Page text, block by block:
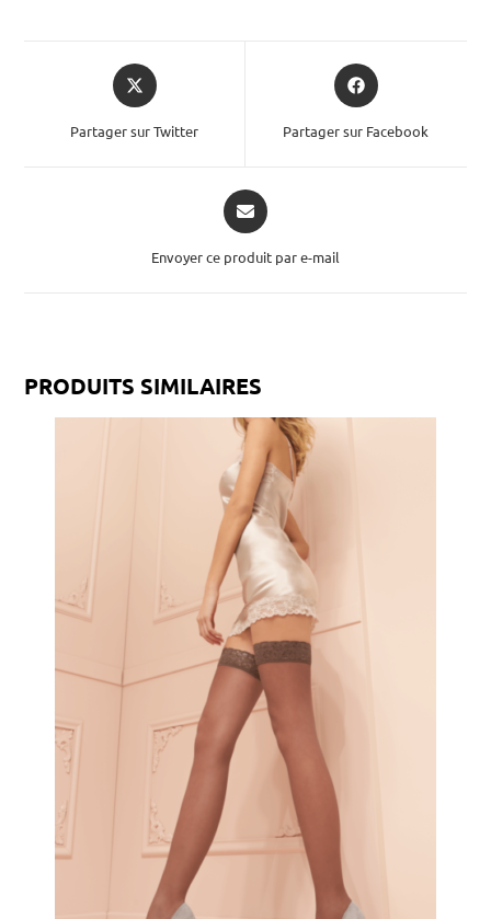
Partager sur Twitter Partager sur Facebook
Envoyer ce produit par e-mail
PRODUITS SIMILAIRES